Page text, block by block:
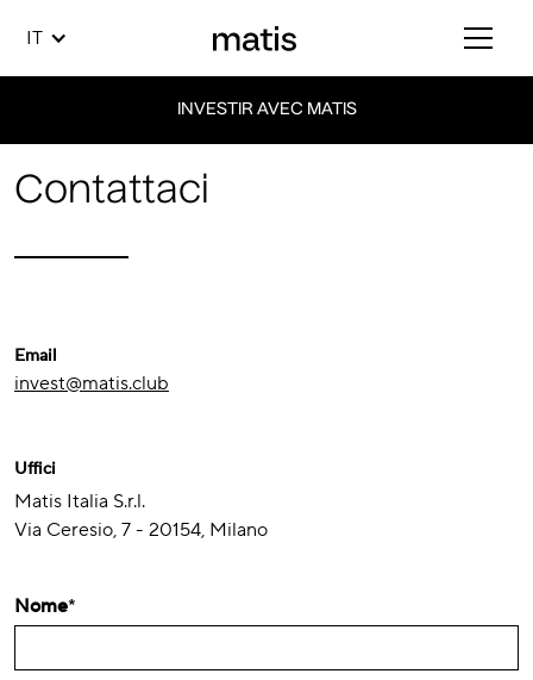
IT
Contattaci
Email
invest@matis.club
Uffici
Matis Italia S.r.l.
Via Ceresio, 7 - 20154, Milano
Nome*
INVESTIR AVEC MATIS